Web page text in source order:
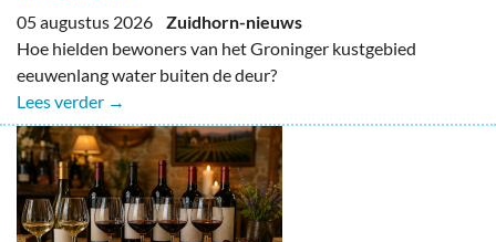
05 augustus 2026 Zuidhorn-nieuws
Hoe hielden bewoners van het Groninger kustgebied
eeuwenlang water buiten de deur?
Lees verder →